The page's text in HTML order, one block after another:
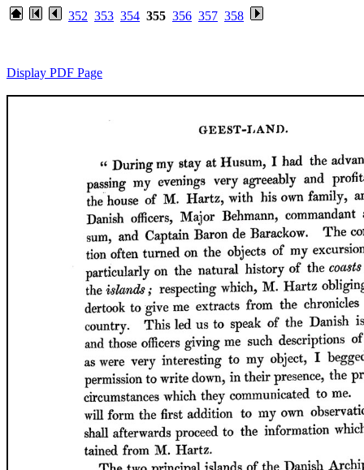
352 353 354 355 356 357 358
Display PDF Page